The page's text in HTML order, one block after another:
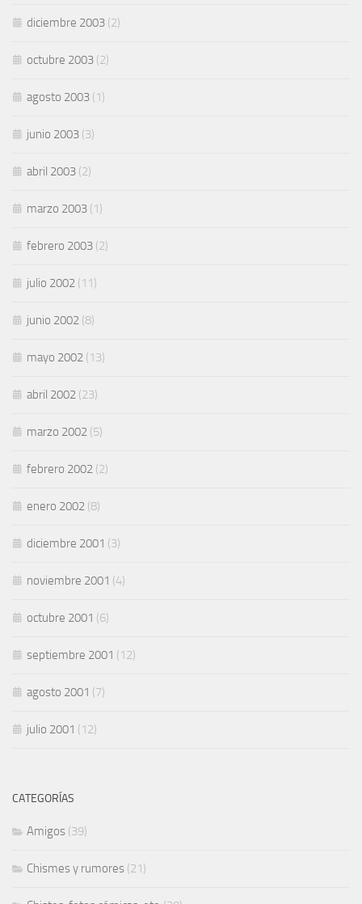
diciembre 2003 (2)
octubre 2003 (2)
agosto 2003 (1)
junio 2003 (3)
abril 2003 (2)
marzo 2003 (1)
febrero 2003 (2)
julio 2002 (11)
junio 2002 (8)
mayo 2002 (13)
abril 2002 (23)
marzo 2002 (5)
febrero 2002 (2)
enero 2002 (8)
diciembre 2001 (3)
noviembre 2001 (4)
octubre 2001 (6)
septiembre 2001 (12)
agosto 2001 (7)
julio 2001 (12)
CATEGORÍAS
Amigos (39)
Chismes y rumores (21)